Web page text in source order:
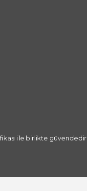
ile birlikte güvendedir.